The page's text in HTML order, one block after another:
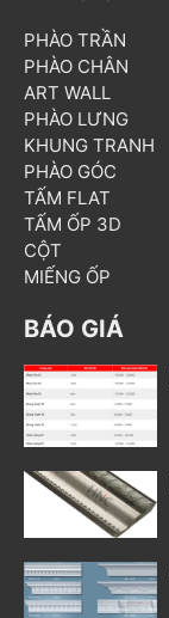
PHÀO TRẦN
PHÀO CHÂN
ART WALL
PHÀO LƯNG
KHUNG TRANH
PHÀO GÓC
TẤM FLAT
TẤM ỐP 3D
CỘT
MIẾNG ỐP
BÁO GIÁ